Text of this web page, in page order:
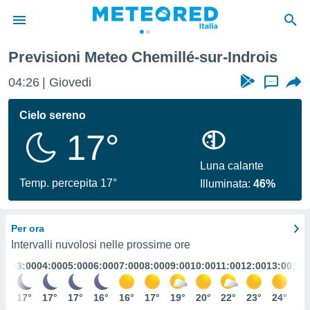
di
per
le
di
le
Previsioni Meteo Chemillé-sur-Indrois
04:26 Giovedi ...
Cielo sereno
17°
Temp. percepita 17°
Luna calante
Illuminata:46%
Per ora
Intervalli nuvolosi nelle prossime ore
03:00
17°
04:00
17°
05:00
17°
06:00
16°
07:00
16°
08:00
17°
09:00
19°
10:00
20°
11:00
22°
12:00
23°
13:00
24°